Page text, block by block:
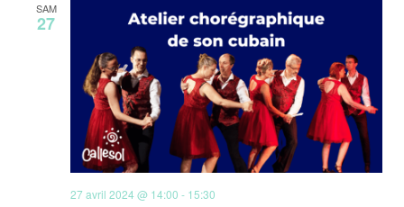
SAM
27
27 avril 2024 @ 14:00 - 15:30